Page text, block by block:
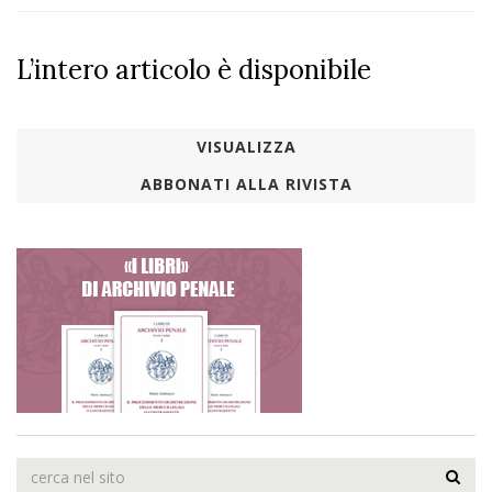
L’intero articolo è disponibile
VISUALIZZA
ABBONATI ALLA RIVISTA